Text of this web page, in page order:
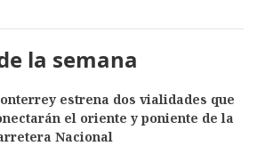
la semana
estrena dos vialidades que
el oriente y poniente de la
Nacional